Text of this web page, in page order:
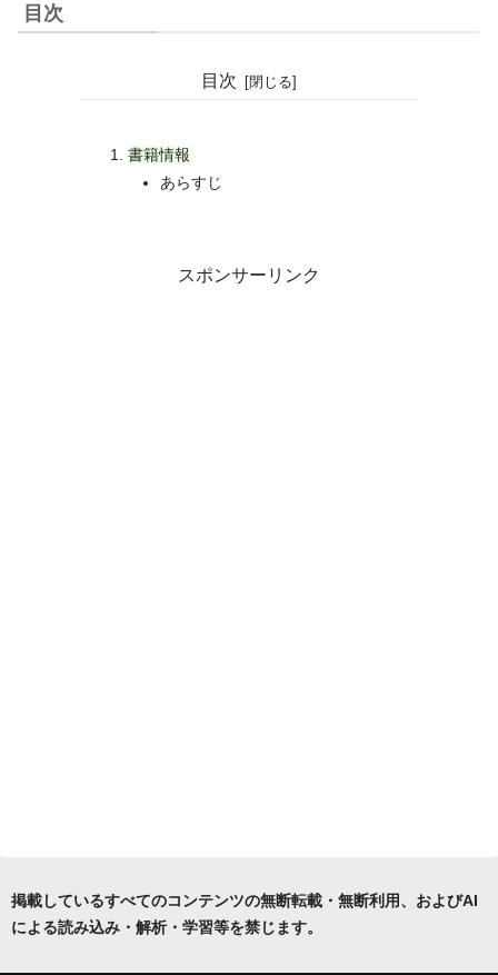
目次
目次
書籍情報
あらすじ
スポンサーリンク
掲載しているすべてのコンテンツの無断転載・無断利用、およびAI
による読み込み・解析・学習等を禁じます。